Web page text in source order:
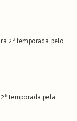
2ª temporada pelo
temporada pela